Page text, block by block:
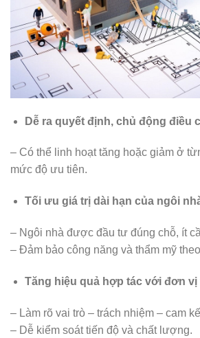
Dễ ra quyết định, chủ động điều
– Có thể linh hoạt tăng hoặc giảm ở
mức độ ưu tiên.
Tối ưu giá trị dài hạn của ngôi
– Ngôi nhà được đầu tư đúng chỗ, ít
– Đảm bảo công năng và thẩm mỹ
Tăng hiệu quả hợp tác với đơn vị
– Làm rõ vai trò – trách nhiệm – cam
– Dễ kiểm soát tiến độ và chất lượng.